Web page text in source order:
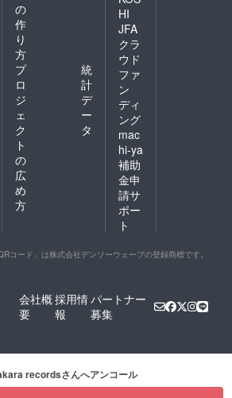
の
作
り
方
プ
ロ
ジ
ェ
ク
ト
の
広
め
方
統
計
デ
ー
タ
HI
JFA
クラ
ウド
ファ
ン
ディ
ング
mac
hi-ya
補助
金申
請サ
ポー
ト
QRコード」は株式会社デンソーウェーブの登録商標です。
会社概
要
採用情
報
パートナー
募集
recordsさんへアンコール